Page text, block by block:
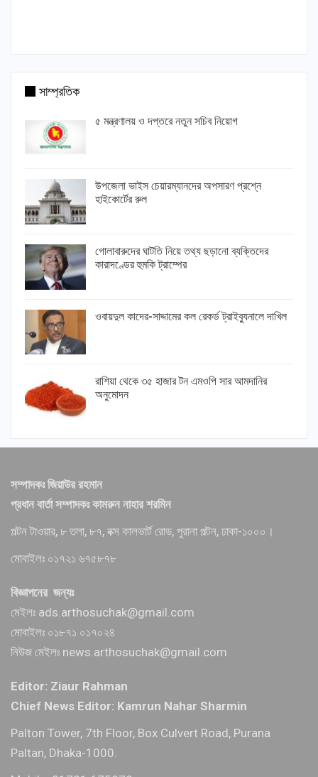
সাম্প্রতিক
৫ মন্ত্রণালয় ও দপ্তরে নতুন সচিব নিয়োগ
উপজেলা ভাইস চেয়ারম্যানদের অপসারণ প্রশ্নে
হাইকোর্টের রুল
গোলাবারুদের ঘাটতি নিয়ে তথ্য ছড়ানো ব্যক্তিদের
কারাদণ্ডের হুমকি ট্রাম্পের
ওবায়দুল কাদের-সাদ্দামের কল রেকর্ড ট্রাইব্যুনালে দাখিল
রাশিয়া থেকে ৩৫ হাজার টন এমওপি সার আমদানির
অনুমোদন
সম্পাদকঃ জিয়াউর রহমান
প্রধান বার্তা সম্পাদকঃ কামরুন নাহার শরমিন
পল্টন টাওয়ার, ৮ তলা, ৮৭, বক্স কালভার্ট রোড, পুরানা পল্টন, ঢাকা-১০০০।
মোবাইলঃ ০১৭২১ ৬৭৫৮৭৮
বিজ্ঞাপনের জন্যঃ
মেইলঃ ads.arthosuchak@gmail.com
মোবাইলঃ ০১৮৭১ ০১৭০২৪
নিউজ মেইলঃ news.arthosuchak@gmail.com
Editor: Ziaur Rahman
Chief News Editor: Kamrun Nahar Sharmin
Palton Tower, 7th Floor, Box Culvert Road, Purana
Paltan, Dhaka-1000.